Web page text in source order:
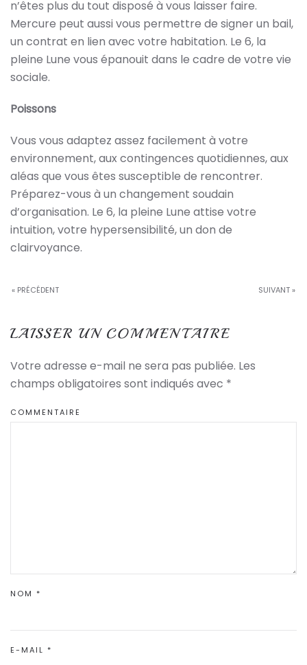
n’êtes plus du tout disposé à vous laisser faire.
Mercure peut aussi vous permettre de signer un bail,
un contrat en lien avec votre habitation. Le 6, la
pleine Lune vous épanouit dans le cadre de votre vie
sociale.
Poissons
Vous vous adaptez assez facilement à votre
environnement, aux contingences quotidiennes, aux
aléas que vous êtes susceptible de rencontrer.
Préparez-vous à un changement soudain
d’organisation. Le 6, la pleine Lune attise votre
intuition, votre hypersensibilité, un don de
clairvoyance.
« PRÉCÉDENT SUIVANT »
LAISSER UN COMMENTAIRE
Votre adresse e-mail ne sera pas publiée. Les
champs obligatoires sont indiqués avec *
COMMENTAIRE
NOM *
E-MAIL *